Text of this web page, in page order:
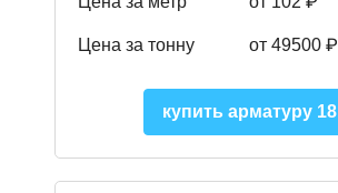
Цена за тонну от 49500 ₽
купить арматуру 18